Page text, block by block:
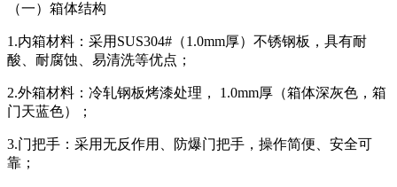
（一）箱体结构
1.内箱材料：采用SUS304#（1.0mm厚）不锈钢板，具有耐
酸、耐腐蚀、易清洗等优点；
2.外箱材料：冷轧钢板烤漆处理， 1.0mm厚（箱体深灰色，箱
门天蓝色）；
3.门把手：采用无反作用、防爆门把手，操作简便、安全可
靠；